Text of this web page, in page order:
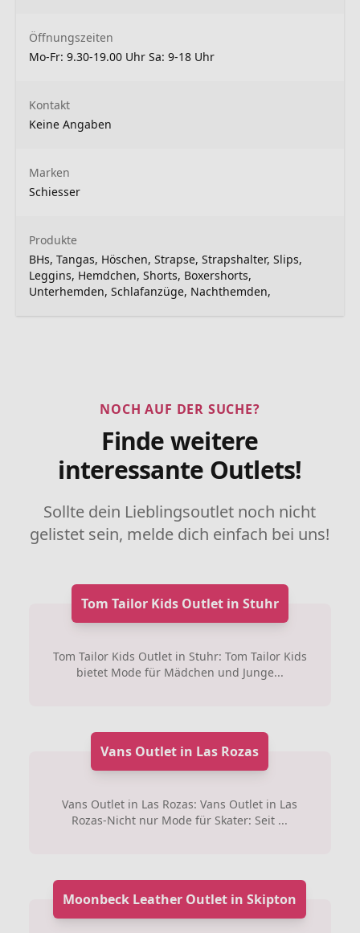
Öffnungszeiten
Mo-Fr: 9.30-19.00 Uhr Sa: 9-18 Uhr
Kontakt
Keine Angaben
Marken
Schiesser
Produkte
BHs, Tangas, Höschen, Strapse, Strapshalter, Slips,
Leggins, Hemdchen, Shorts, Boxershorts,
Unterhemden, Schlafanzüge, Nachthemden,
NOCH AUF DER SUCHE?
Finde weitere
interessante Outlets!
Sollte dein Lieblingsoutlet noch nicht
gelistet sein, melde dich einfach bei uns!
Tom Tailor Kids Outlet in Stuhr
Tom Tailor Kids Outlet in Stuhr: Tom Tailor Kids
bietet Mode für Mädchen und Junge...
Vans Outlet in Las Rozas
Vans Outlet in Las Rozas: Vans Outlet in Las
Rozas-Nicht nur Mode für Skater: Seit ...
Moonbeck Leather Outlet in Skipton